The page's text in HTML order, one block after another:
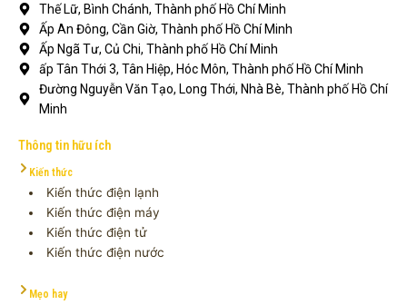
Thế Lữ, Bình Chánh, Thành phố Hồ Chí Minh
Ấp An Đông, Cần Giờ, Thành phố Hồ Chí Minh
Ấp Ngã Tư, Củ Chi, Thành phố Hồ Chí Minh
ấp Tân Thới 3, Tân Hiệp, Hóc Môn, Thành phố Hồ Chí Minh
Đường Nguyễn Văn Tạo, Long Thới, Nhà Bè, Thành phố Hồ Chí
Minh
Thông tin hữu ích
Kiến thức
Kiến thức điện lạnh
Kiến thức điện máy
Kiến thức điện tử
Kiến thức điện nước
Mẹo hay